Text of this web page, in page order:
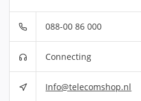
088-00 86 000
Connecting
Info@telecomshop.nl